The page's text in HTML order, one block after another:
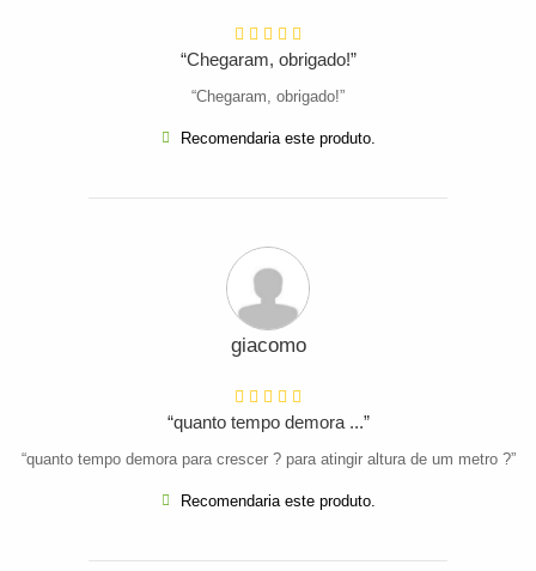
“Chegaram, obrigado!”
“Chegaram, obrigado!”
Recomendaria este produto.
giacomo
“quanto tempo demora ...”
“quanto tempo demora para crescer ? para atingir altura de um metro ?”
Recomendaria este produto.